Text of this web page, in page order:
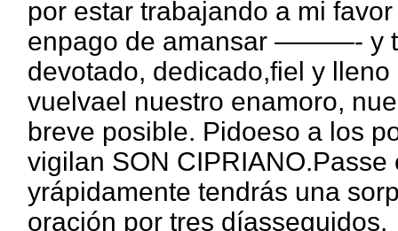
por estar trabajando a mi
enpago de amansar ———- y
devotado, dedicado,fiel y
vuelvael nuestro enamoro,
breve posible. Pidoeso a los
vigilan SON
yrápidamente tendrás una
oración por tres díasseguidos.